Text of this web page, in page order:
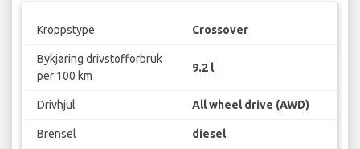
Kroppstype Crossover
Bykjøring drivstofforbruk
per 100 km
9.2 l
Drivhjul All wheel drive (AWD)
Brensel diesel